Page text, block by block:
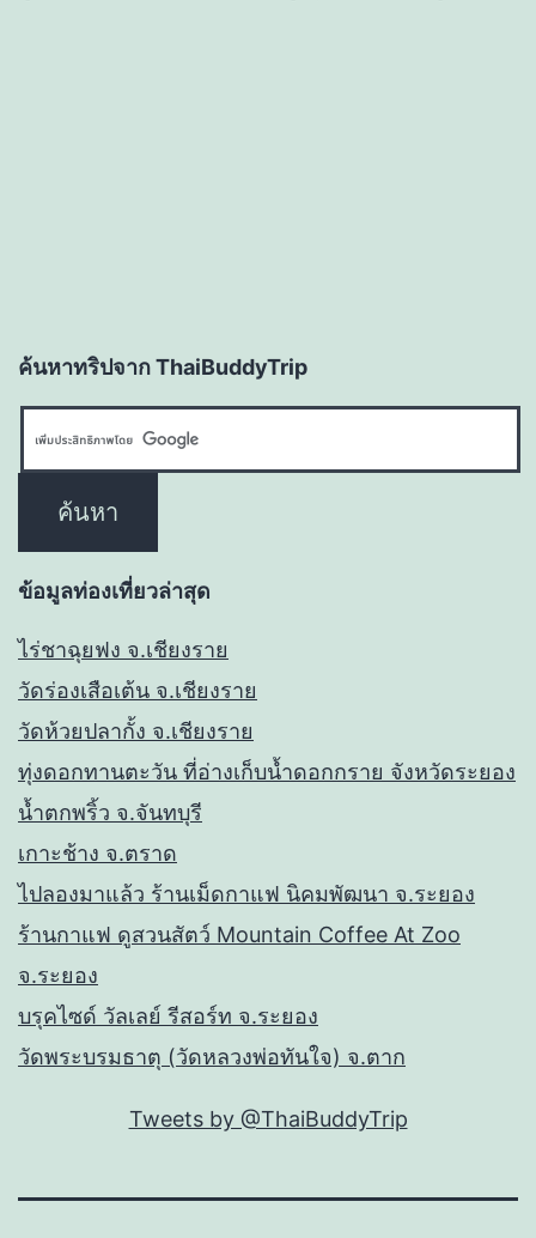
ค้นหาทริปจาก ThaiBuddyTrip
ข้อมูลท่องเที่ยวล่าสุด
ไร่ชาฉุยฟง จ.เชียงราย
วัดร่องเสือเต้น จ.เชียงราย
วัดห้วยปลากั้ง จ.เชียงราย
ทุ่งดอกทานตะวัน ที่อ่างเก็บน้ำดอกกราย จังหวัดระยอง
น้ำตกพริ้ว จ.จันทบุรี
เกาะช้าง จ.ตราด
ไปลองมาแล้ว ร้านเม็ดกาแฟ นิคมพัฒนา จ.ระยอง
ร้านกาแฟ ดูสวนสัตว์ Mountain Coffee At Zoo
จ.ระยอง
บรุคไซด์ วัลเลย์ รีสอร์ท จ.ระยอง
วัดพระบรมธาตุ (วัดหลวงพ่อทันใจ) จ.ตาก
Tweets by @ThaiBuddyTrip